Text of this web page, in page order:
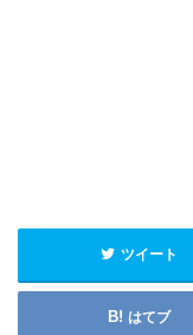
ツイート
はてブ